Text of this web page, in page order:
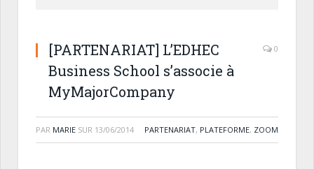
[PARTENARIAT] L’EDHEC
Business School s’associe à
MyMajorCompany
0
PAR MARIE SUR 13/06/2014 PARTENARIAT, PLATEFORME, ZOOM